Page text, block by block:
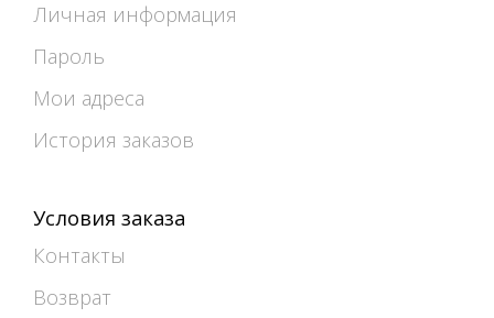
Личная информация
Пароль
Мои адреса
История заказов
Условия заказа
Контакты
Возврат